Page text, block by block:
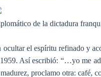
de la dictadura
el espíritu refinado y
Así escribió: “…yo me
proclamo otra: café,